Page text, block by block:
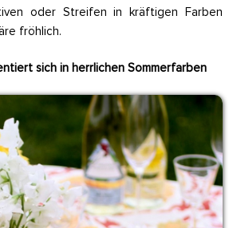
oder Streifen in kräftigen Farben
fröhlich.
sich in herrlichen Sommerfarben